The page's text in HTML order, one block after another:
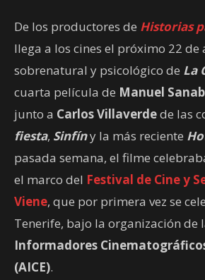
De los productores de Historias
llega a los cines el próximo 22
sobrenatural y psicológico de La
cuarta película de Manuel
junto a Carlos Villaverdede las
fiesta, Sinfíny la más reciente
pasada semana, el filme
el marco del Festival de Cine y
Viene, que por primera vez se
Tenerife, bajo la organización de
Informadores
(AICE).